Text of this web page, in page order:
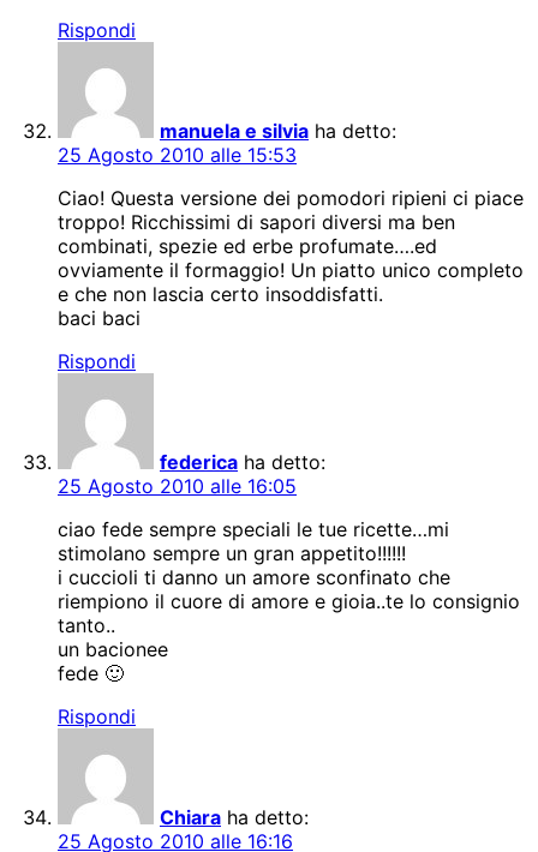
Rispondi
manuela e silvia ha detto:
25 Agosto 2010 alle 15:53
Ciao! Questa versione dei pomodori ripieni ci piace
troppo! Ricchissimi di sapori diversi ma ben
combinati, spezie ed erbe profumate….ed
ovviamente il formaggio! Un piatto unico completo
e che non lascia certo insoddisfatti.
baci baci
Rispondi
federica ha detto:
25 Agosto 2010 alle 16:05
ciao fede sempre speciali le tue ricette…mi
stimolano sempre un gran appetito!!!!!!
i cuccioli ti danno un amore sconfinato che
riempiono il cuore di amore e gioia..te lo consignio
tanto..
un bacionee
fede 🙂
Rispondi
Chiara ha detto:
25 Agosto 2010 alle 16:16